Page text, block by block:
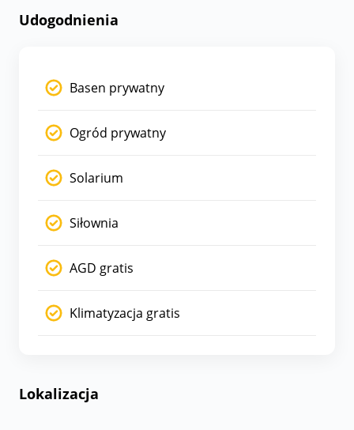
Udogodnienia
Basen prywatny
Ogród prywatny
Solarium
Siłownia
AGD gratis
Klimatyzacja gratis
Lokalizacja